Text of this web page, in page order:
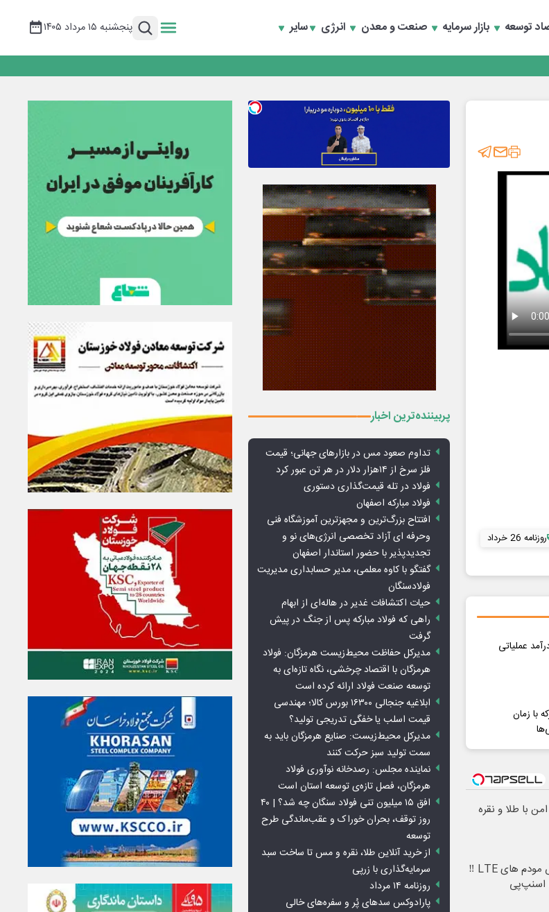
توسعه بازار سرمایه صنعت و معدن انرژی سایر پنجشنبه ۱۵ مرداد ۱۴۰۵
روزنامه 26 خرداد
درآمد عملیاتی
با زمان
با طلا و نقره
جشنواره فروش مودم های LTE ‼️
اسنپ‌پی
پربیننده‌ترین اخبار
تداوم صعود مس در بازارهای جهانی؛ قیمت
فلز سرخ از ۱۴هزار دلار در هر تن عبور کرد
فولاد در تله قیمت‌گذاری دستوری
فولاد مبارکه اصفهان
افتتاح بزرگ‌ترین و مجهزترین آموزشگاه فنی
وحرفه ای آزاد تخصصی انرژی‌های نو و
تجدیدپذیر با حضور استاندار اصفهان
گفتگو با کاوه معلمی، مدیر حسابداری مدیریت
فولادسنگان
حیات اکتشافات غدیر در هاله‌ای از ابهام
راهی که فولاد مبارکه پس از جنگ در پیش
گرفت
مدیرکل حفاظت محیط‌زیست هرمزگان: فولاد
هرمزگان با اقتصاد چرخشی، نگاه تازه‌ای به
توسعه صنعت فولاد ارائه کرده است
ابلاغیه جنجالی ۱۶۳۰۰ بورس کالا؛ مهندسی
قیمت اسلب یا خفگی تدریجی تولید؟
مدیرکل محیط‌زیست: صنایع هرمزگان باید به
سمت تولید سبز حرکت کنند
نماینده مجلس: رصدخانه نوآوری فولاد
هرمزگان، فصل تازه‌ی توسعه استان است
افق ۱۵ میلیون تنی فولاد سنگان چه شد؟ | ۴۰
روز توقف، بحران خوراک و عقب‌ماندگی طرح
توسعه
از خرید آنلاین طلا، نقره و مس تا ساخت سبد
سرمایه‌گذاری با زرپی
روزنامه ۱۴ مرداد
پارادوکس سدهای پُر و سفره‌های خالی